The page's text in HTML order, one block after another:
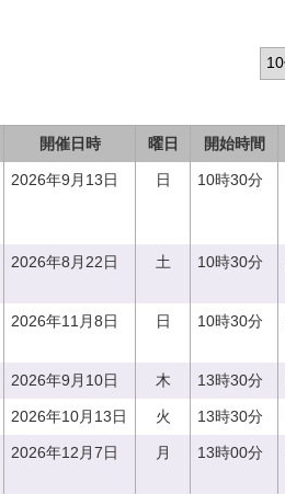
開催日時 曜日 開始時間
2026年9月13日 日 10時30分
2026年8月22日 土 10時30分
2026年11月8日 日 10時30分
2026年9月10日 木 13時30分
2026年10月13日 火 13時30分
2026年12月7日 月 13時00分